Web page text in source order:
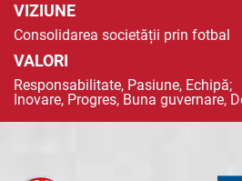
VIZIUNE
Consolidarea societății prin fotbal
VALORI
Responsabilitate, Pasiune, Echipă;
Inovare, Progres, Buna guvernare,